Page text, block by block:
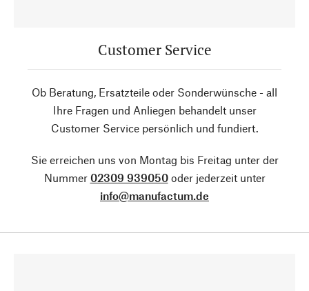
Customer Service
Ob Beratung, Ersatzteile oder Sonderwünsche - all
Ihre Fragen und Anliegen behandelt unser
Customer Service persönlich und fundiert.
Sie erreichen uns von Montag bis Freitag unter der
Nummer 02309 939050oder jederzeit unter
info@manufactum.de